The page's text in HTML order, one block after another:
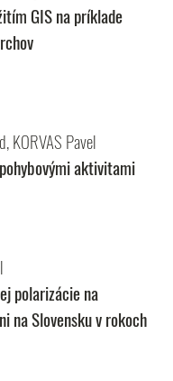
GIS na príklade
KORVAS Pavel
aktivitami
polarizácie na
na Slovensku v rokoch